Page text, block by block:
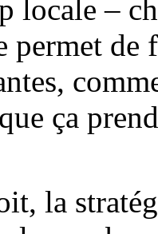
–
permet de
ça
la